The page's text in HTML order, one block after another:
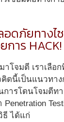
ดภัยทางไ
าร HACK!
าโจมตี เราเลือ
คิดนี้เป็นแนวทา
การโดนโจมตีทา
ธี ได้แก่